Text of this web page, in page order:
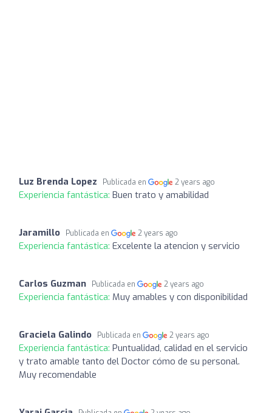
Luz Brenda Lopez Publicada en 2 years ago
Experiencia fantástica: Buen trato y amabilidad
Jaramillo Publicada en 2 years ago
Experiencia fantástica: Excelente la atencion y servicio
Carlos Guzman Publicada en 2 years ago
Experiencia fantástica: Muy amables y con disponibilidad
Graciela Galindo Publicada en 2 years ago
Experiencia fantástica: Puntualidad, calidad en el servicio
y trato amable tanto del Doctor cómo de su personal.
Muy recomendable